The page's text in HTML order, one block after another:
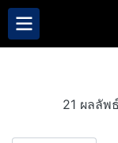
21 ผลลัพ